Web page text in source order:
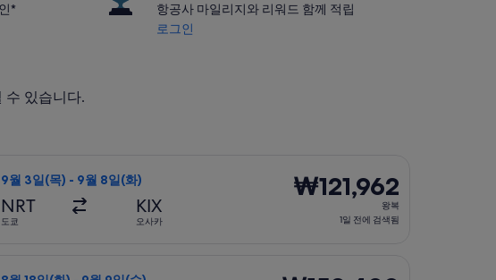
*
항공사 마일리지와 리워드 함께 적립
로그인
수 있습니다.
9월 3일(목) - 9월 8일(화)
NRT
도쿄
KIX
오사카
₩121,962
왕
₩121,962
왕복
1일 전에 검색됨